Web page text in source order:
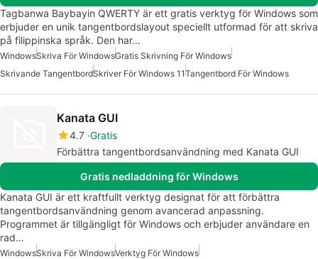
Tagbanwa Baybayin QWERTY är ett gratis verktyg för Windows som
erbjuder en unik tangentbordslayout speciellt utformad för att skriva
på filippinska språk. Den har…
WindowsSkriva För WindowsGratis Skrivning För Windows
Skrivande TangentbordSkriver För Windows 11Tangentbord För Windows
Kanata GUI
4.7 Gratis
Förbättra tangentbordsanvändning med Kanata GUI
Gratis nedladdning för Windows
Kanata GUI är ett kraftfullt verktyg designat för att förbättra
tangentbordsanvändning genom avancerad anpassning.
Programmet är tillgängligt för Windows och erbjuder användare en
rad…
WindowsSkriva För WindowsVerktyg För Windows